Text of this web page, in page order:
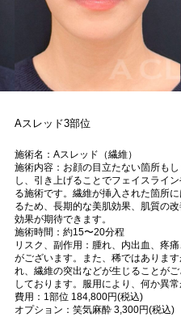
Aスレッド3部位
施術名：Aスレッド（繊維）
施術内容：お顔の目立たない箇所も
し、引き上げることでフェイスライ
る施術です。繊維が挿入された箇所
るため、長期的な美肌効果、肌質の
効果が期待できます。
施術時間：約15〜20分程
リスク、副作用：腫れ、内出血、疼
がございます。また、稀ではありま
れ、繊維の突出などが生じることが
しております。服用により、何か異
費用：1部位 184,800円(税込)
オプション：笑気麻酔 3,300円(税込)